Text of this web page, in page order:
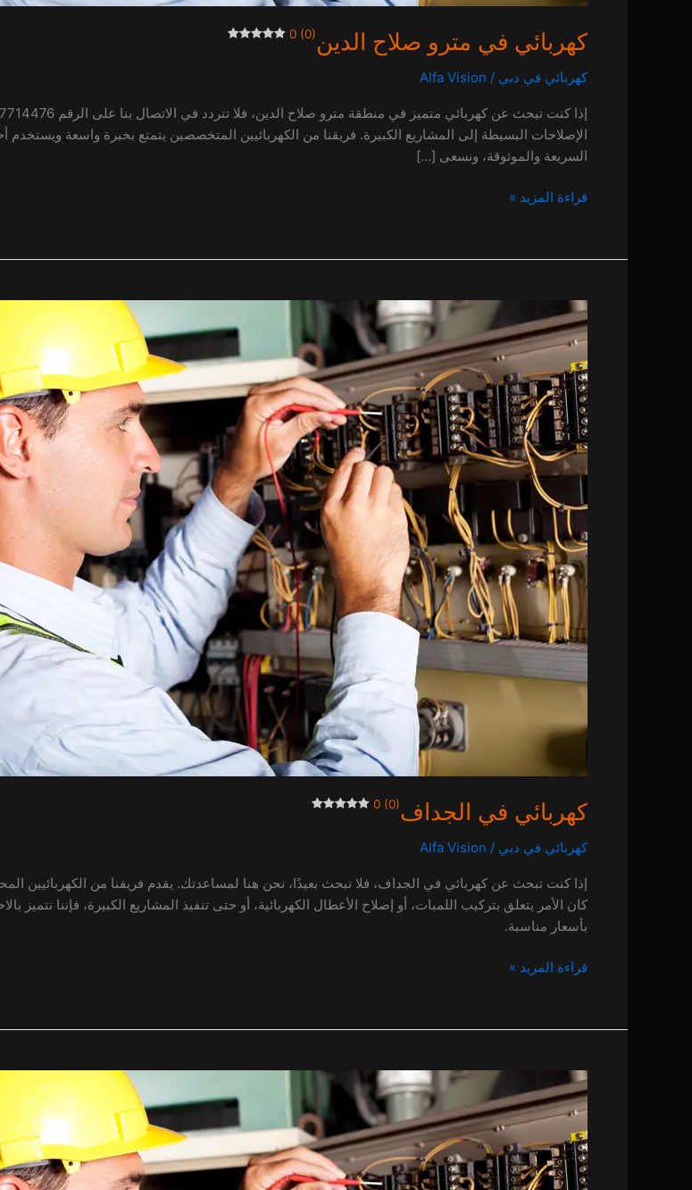
كهربائي في مترو صلاح الدين0 (0)
كهربائي في دبي /
Alfa Vision
الإصلاحات البسيطة إلى المشاريع الكبيرة. فريقنا من الكهربائيين المتخصصين يتمتع بخبرة واسعة
السريعة والموثوقة، ونسعى […]
قراءة المزيد »
كهربائي في الجداف0 (0)
كهربائي في دبي /
Alfa Vision
إذا كنت تبحث عن كهربائي في الجداف، فلا تبحث بعيدًا، نحن هنا لمساعدتك. يقدم فريقنا من الكهربائيين
كان الأمر يتعلق بتركيب اللمبات، أو إصلاح الأعطال الكهربائية، أو حتى تنفيذ المشاريع الكبيرة، فإننا نتميز
بأسعار مناسبة.
كهربائي
في
الجداف
0 (0)
قراءة المزيد »
كهربائي
في
ارجان
0 (0)